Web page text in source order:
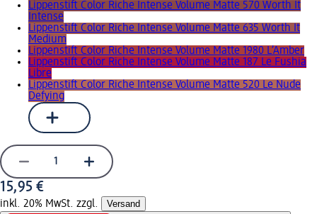
Lippenstift Color Riche Intense Volume Matte 570 Worth It
Intense
Lippenstift Color Riche Intense Volume Matte 635 Worth It
Medium
Lippenstift Color Riche Intense Volume Matte 1980 L’Amber
Lippenstift Color Riche Intense Volume Matte 187 Le Fushia
Libre
Lippenstift Color Riche Intense Volume Matte 520 Le Nude
Defying
15,95 €
inkl. 20% MwSt. zzgl. Versand